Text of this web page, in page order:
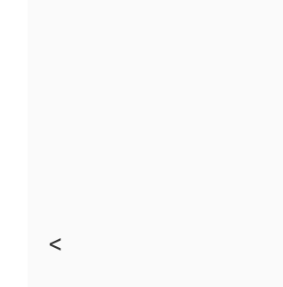
<